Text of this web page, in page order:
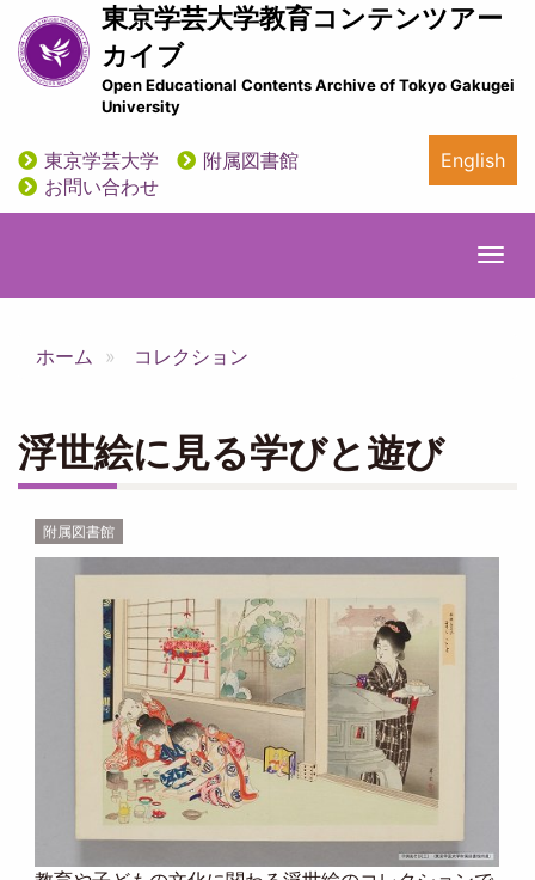
イ
ン
ン
ツ
東京学芸大学教育コンテンツアー
カイブ
Open Educational Contents Archive of Tokyo Gakugei
University
utility
東京学芸大学
附属図書館
お問い合わせ
English
ホーム コレクション
浮世絵に見る学びと遊び
附属図書館